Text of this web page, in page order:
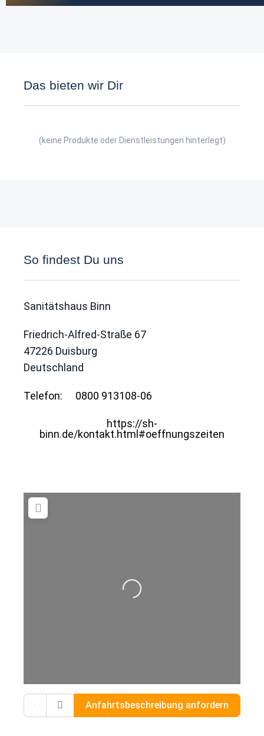
Das bieten wir Dir
(keine Produkte oder Dienstleistungen hinterlegt)
So findest Du uns
Sanitätshaus Binn
Friedrich-Alfred-Straße 67
47226 Duisburg
Deutschland
Telefon: 0800 913108-06
https://sh-
binn.de/kontakt.html#oeffnungszeiten
Wird geladen …
Gib deinen Standort ein.
Anfahrtsbeschreibung anfordern